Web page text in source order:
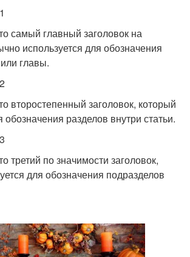
самый главный заголовок на
используется для обозначения
главы.
второстепенный заголовок, который
обозначения разделов внутри статьи.
третий по значимости заголовок,
для обозначения подразделов